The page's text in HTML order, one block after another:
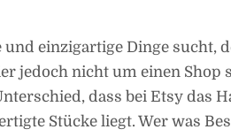
und einzigartige Dinge sucht,
jedoch nicht um einen
dass bei Etsy das
Stücke liegt. Wer was